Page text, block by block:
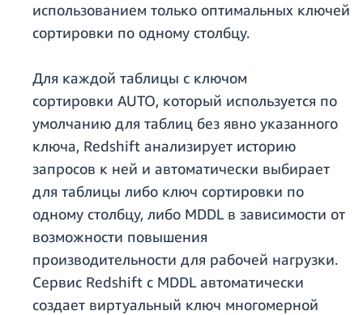
использованием только оптимальных ключей
сортировки по одному столбцу.
Для каждой таблицы с ключом
сортировки AUTO, который используется по
умолчанию для таблиц без явно указанного
ключа, Redshift анализирует историю
запросов к ней и автоматически выбирает
для таблицы либо ключ сортировки по
одному столбцу, либо MDDL в зависимости от
возможности повышения
производительности для рабочей нагрузки.
Сервис Redshift с MDDL автоматически
создает виртуальный ключ многомерной